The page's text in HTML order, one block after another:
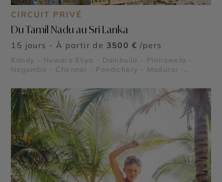
CIRCUIT PRIVÉ
Du Tamil Nadu au Sri Lanka
15 jours - À partir de 3500 € /pers
Kandy - Nuwara Eliya - Dambulla - Pinnawela -
Negombo - Chennai - Pondichery - Madurai -